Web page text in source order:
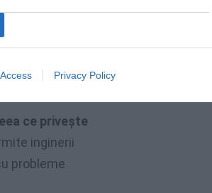
Privacy Policy
ce privește
inginerii
probleme